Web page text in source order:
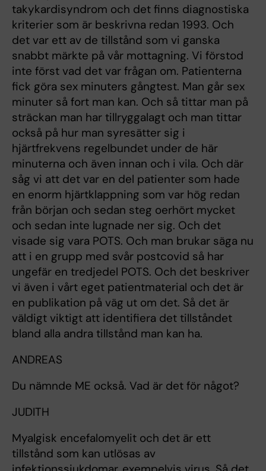
takykardisyndrom och det finns diagnostiska
kriterier som är beskrivna redan 1993. Och
det var ett av de tillstånd som vi ganska
snabbt märkte på vår mottagning. Vi förstod
inte först vad det var frågan om. Patienterna
fick göra sex minuters gångtest. Man går sex
minuter så fort man kan. Och så tittar man på
sträckan man har tillryggalagt och man tittar
också på hur man syresätter sig i
hjärtfrekvens regelbundet under de här
minuterna och även innan och i vila. Och där
såg vi att det var en del patienter som hade
en enorm hjärtklappning som var hög redan
från början och sedan steg oerhört mycket
och sedan inte lugnade ner sig. Och det
visade sig vara POTS. Och man brukar säga nu
att i en grupp med svår postcovid så har
ungefär en tredjedel POTS. Och det beskriver
vi även i vårt eget patientmaterial och det är
en publikation på väg ut om det. Så det är
väldigt viktigt att identifiera det tillståndet
bland alla andra tillstånd man kan ha.
ANDREAS
Du nämnde ME också. Vad är det för något?
JUDITH
Myalgisk encefalomyelit och det är ett
tillstånd som kan utlösas av